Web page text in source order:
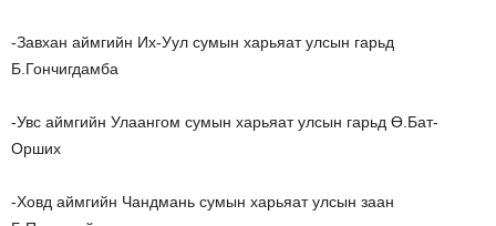
-Завхан аймгийн Их-Уул сумын харьяат улсын гарьд
Б.Гончигдамба
-Увс аймгийн Улаангом сумын харьяат улсын гарьд Ө.Бат-
Орших
-Ховд аймгийн Чандмань сумын харьяат улсын заан